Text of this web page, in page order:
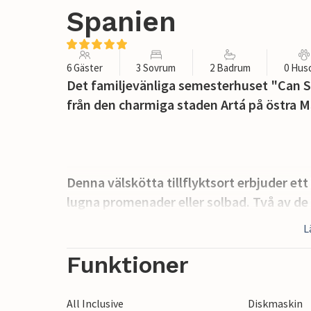
Spanien
6 Gäster 3 Sovrum 2 Badrum 0
Det familjevänliga semesterhuset "Can
från den charmiga staden Artá på östra
Denna välskötta tillflyktsort erbjuder
lugna promenader eller solbad. Två av
av sommarkvällarna i Medelhavet. En
terrassen har en tegelbyggd grill och en
exklusiva tillgång till poolen intakt. "Can
Funktioner
All Inclusive Diskmaskin